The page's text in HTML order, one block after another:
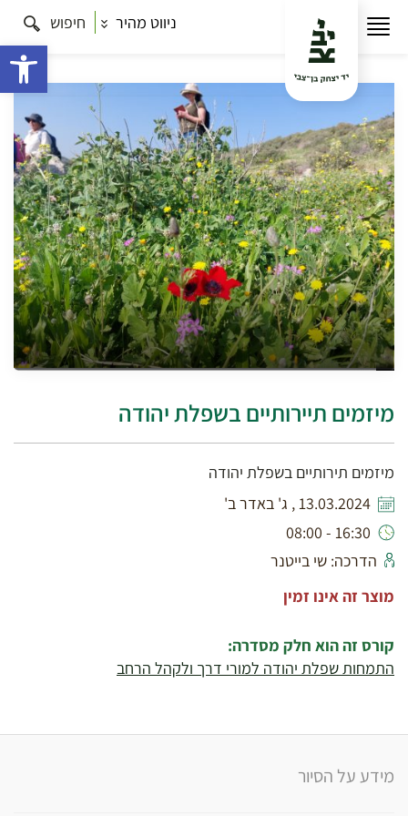
ניווט מהיר חיפוש
התמחות שפלת יהודה למורי דרך
מיזמים תיירותיים בשפלת יהודה
מיזמים תיירותיים בשפלת יהודה
מיזמים תירותיים בשפלת יהודה
13.03.2024 , ג' באדר ב'
16:30 - 08:00
הדרכה: שי בייטנר
מוצר זה אינו זמין
קורס זה הוא חלק מסדרה:
התמחות שפלת יהודה למורי דרך ולקהל הרחב
מידע על הסיור